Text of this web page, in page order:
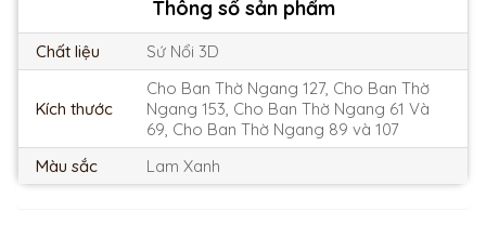
Thông số sản phẩm
Chất liệu Sứ Nổi 3D
Kích thước
Cho Ban Thờ Ngang 127, Cho Ban Thờ
Ngang 153, Cho Ban Thờ Ngang 61 Và
69, Cho Ban Thờ Ngang 89 và 107
Màu sắc
Lam Xanh